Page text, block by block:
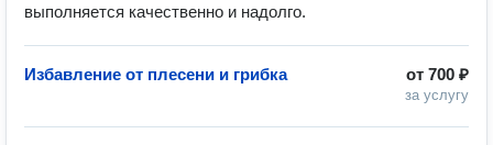
выполняется качественно и надолго.
от 700 ₽
за услугу
Избавление от плесени и грибка